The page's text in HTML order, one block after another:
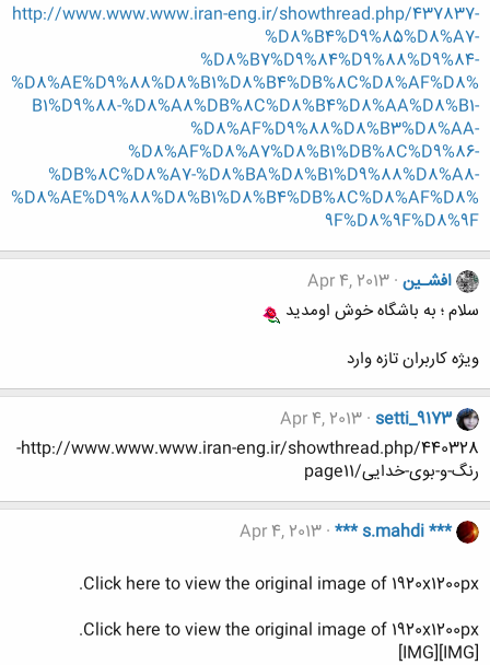
http://www.www.www.iran-eng.ir/showthread.php/437837-
%D8%B4%D9%85%D8%A7-
%D8%B7%D9%84%D9%88%D9%84-
%D8%AE%D9%88%D8%B1%D8%B4%DB%8C%D8%AF%D8%
B1%D9%88-%D8%A8%DB%8C%D8%B4%D8%AA%D8%B1-
%D8%AF%D9%88%D8%B3%D8%AA-
%D8%AF%D8%A7%D8%B1%DB%8C%D9%86-
%DB%8C%D8%A7-%D8%BA%D8%B1%D9%88%D8%A8-
%D8%AE%D9%88%D8%B1%D8%B4%DB%8C%D8%AF%D8%
9F%D8%9F%D8%9F
افشـین Apr 4, 2013
سلام ؛ به باشگاه خوش اومدید
ویژه کاربران تازه وارد
setti_9173
Apr 4, 2013
http://www.www.www.iran-eng.ir/showthread.php/440328-
رنگ-و-بوی-خدایی/page11
*** s.mahdi ***
Apr 4, 2013
Click here to view the original image of 1920x1200px.
Click here to view the original image of 1920x1200px.
[IMG][IMG]